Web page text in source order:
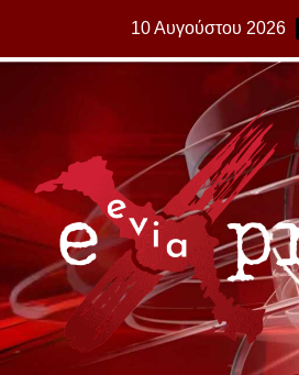
10 Αυγούστου 2026